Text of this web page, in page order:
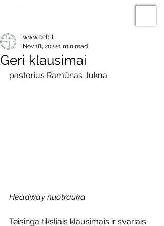
Geri klausimai
www.peb.lt
Nov 18, 20221 min read
pastorius Ramūnas Jukna
Headway nuotrauka
Teisinga tiksliais klausimais ir svariais